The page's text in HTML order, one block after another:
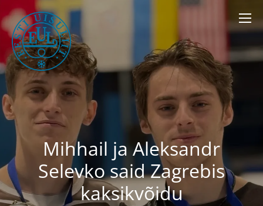
Mihhail ja Aleksandr
Selevko said Zagrebis
kaksikvõidu